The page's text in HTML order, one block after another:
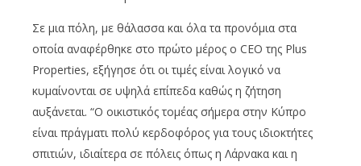
Σε μια πόλη, με θάλασσα και όλα τα προνόμια στα
οποία αναφέρθηκε στο πρώτο μέρος ο CEO της Plus
Properties, εξήγησε ότι οι τιμές είναι λογικό να
κυμαίνονται σε υψηλά επίπεδα καθώς η ζήτηση
αυξάνεται. “Ο οικιστικός τομέας σήμερα στην Κύπρο
είναι πράγματι πολύ κερδοφόρος για τους ιδιοκτήτες
σπιτιών, ιδιαίτερα σε πόλεις όπως η Λάρνακα και η